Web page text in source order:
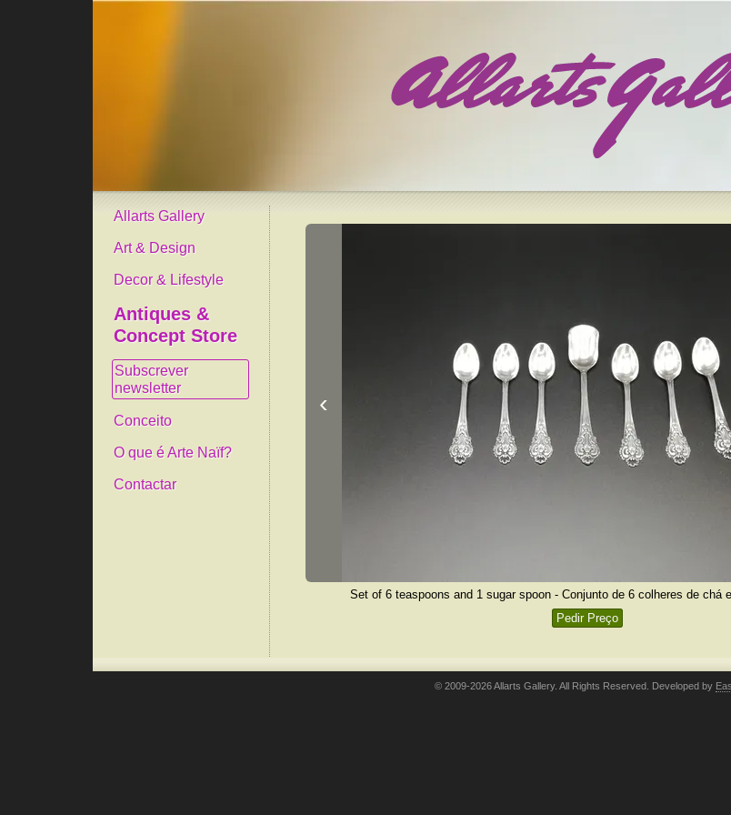
Allarts Gallery
Art & Design
Decor & Lifestyle
Antiques &
Concept Store
Subscrever
newsletter
Conceito
O que é Arte Naïf?
Contactar
‹
Set of 6 teaspoons and 1 sugar spoon - Conjunto de 6 colheres de chá
Pedir Preço
© 2009-2026 Allarts Gallery. All Rights Reserved. Developed by